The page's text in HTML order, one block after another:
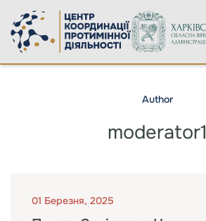
Skip to main content
Author
moderator1
01 Березня, 2025